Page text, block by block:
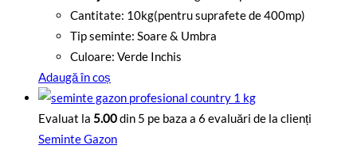
Cantitate: 10kg(pentru suprafete de 400mp)
Tip seminte: Soare & Umbra
Culoare: Verde Inchis
Adaugă în coș
Evaluat la 5.00din 5 pe baza a 6 evaluări de la clienți
Seminte Gazon